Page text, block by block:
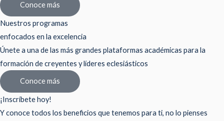
Conoce más
Nuestros programas
enfocados en la excelencia
Únete a una de las más grandes plataformas académicas para la
formación de creyentes y líderes eclesiásticos
Conoce más
¡Inscríbete hoy!
Y conoce todos los beneficios que tenemos para ti, no lo pienses